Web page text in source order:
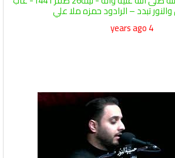
تبدد – الرادود حمزه ملا علي
4 years ago